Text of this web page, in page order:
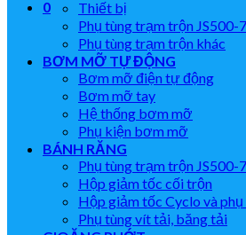
0
Thiết bị
Phụ tùng trạm trộn
Phụ tùng trạm trộn khác
BƠM MỠ TỰ ĐỘNG
Bơm mỡ điện tự động
Bơm mỡ tay
Hệ thống bơm mỡ
Phụ kiện bơm mỡ
BÁNH RĂNG
Phụ tùng trạm trộn
Hộp giảm tốc cối trộn
Hộp giảm tốc Cyclo và
Phụ tùng vít tải, băng tải